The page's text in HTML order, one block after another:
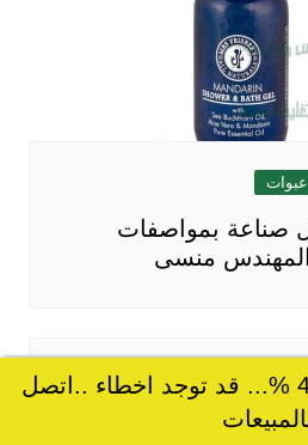
صناعة بمواصفات
منسى
صناعة بمواصفات
خصومات تصل الى 40 %... قد توجد اخطاء ..اتصل